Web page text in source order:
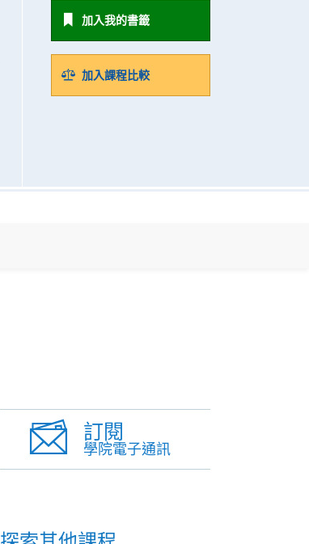
加入我的書籤
加入課程比較
訂閱
學院電子通訊